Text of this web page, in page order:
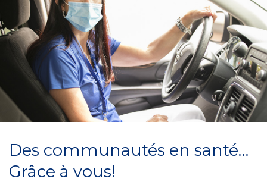
Des communautés en santé…
Grâce à vous!